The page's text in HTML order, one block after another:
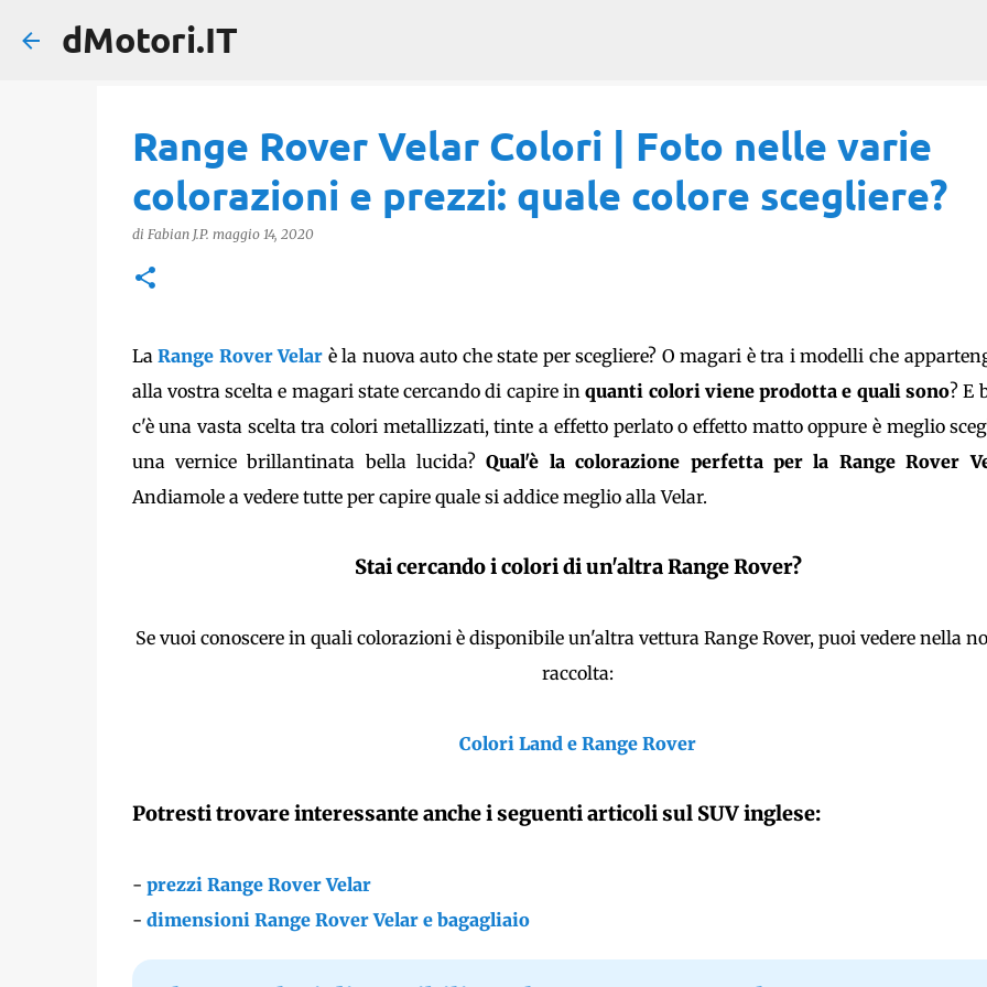
dMotori.IT
Range Rover Velar Colori | Foto nelle varie
colorazioni e prezzi: quale colore scegliere?
di Fabian J.P. maggio 14, 2020
La Range Rover Velar è la nuova auto che state per scegliere? O magari è tra i modelli che
alla vostra scelta e magari state cercando di capire inquanti colori viene prodotta e quali sono? E
c'è una vasta scelta tra colori metallizzati, tinte a effetto perlato o effetto matto oppure è meglio
una vernice brillantinata bella lucida?Qual'è la colorazione perfetta per la Range Rover
Andiamole a vedere tutte per capire quale si addice meglio alla Velar.
Stai cercando i colori di un'altra Range Rover?
Se vuoi conoscere in quali colorazioni è disponibile un'altra vettura Range Rover, puoi vedere nella
raccolta:
Colori Land e Range Rover
Potresti trovare interessante anche i seguenti articoli sul SUV inglese:
- prezzi Range Rover Velar
- dimensioni Range Rover Velar e bagagliaio